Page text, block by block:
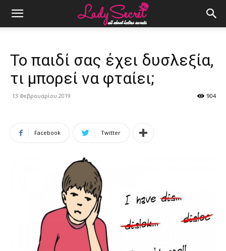
Το παιδί σας έχει δυσλεξία,
τι μπορεί να φταίει;
13 Φεβρουαρίου 2019 904
Facebook Twitter